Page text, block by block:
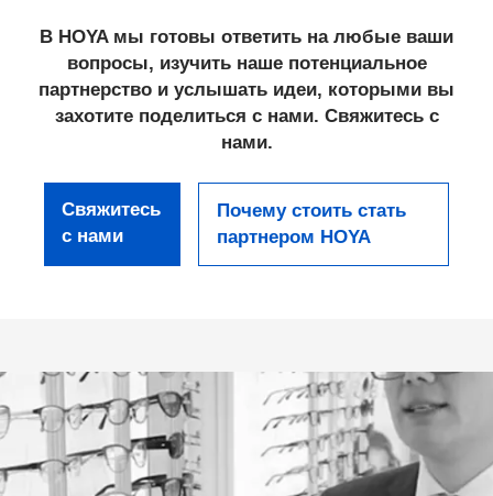
В HOYA мы готовы ответить на любые ваши
вопросы, изучить наше потенциальное
партнерство и услышать идеи, которыми вы
захотите поделиться с нами. Свяжитесь с
нами.
Свяжитесь
с нами
Почему стоить стать
партнером HOYA